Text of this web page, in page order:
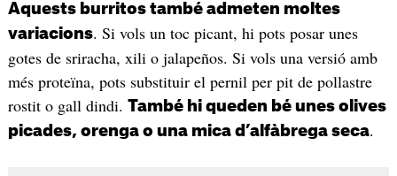
Aquests burritos també admeten moltes
variacions. Si vols un toc picant, hi pots posar unes
gotes de sriracha, xili o jalapeños. Si vols una versió amb
més proteïna, pots substituir el pernil per pit de pollastre
rostit o gall dindi. També hi queden bé unes olives
picades, orenga o una mica d’alfàbrega seca.